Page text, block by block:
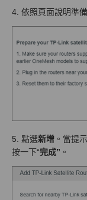
4. 依照頁面說明準
5. 點選新增 。當提
按一下“完成” 。